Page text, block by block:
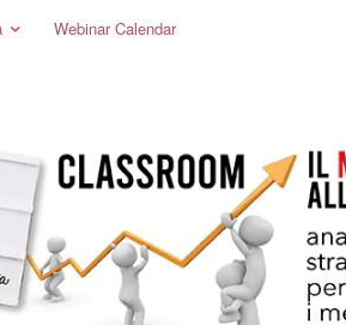
Webinar Calendar